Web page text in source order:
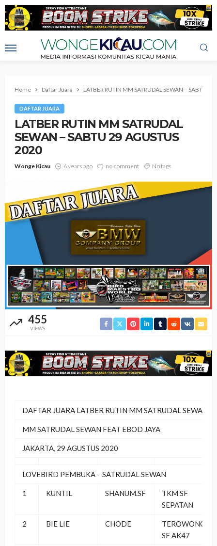
Home Daftar Juara LATBER RUTIN MM SATRUDAL SEWAN – SABTU
DAFTAR JUARA
LATBER RUTIN MM SATRUDAL
SEWAN – SABTU 29 AGUSTUS
2020
Wonge Kicau 6 years ago no comment No tags
455
VIEWS
DAFTAR JUARA LATBER RUTIN MM SATRUDAL SEWAN
MM SATRUDAL SEWAN FEAT EBOD JAYA
JAKARTA, 29 AGUSTUS 2020
LOVEBIRD PEMBUKA – SATRUDAL SEWAN
1 KUNTIL SHANUM.SF
TKM SF
SEPATAN
2 BIE LIE CHODE
TEROWONGAN
SF AK47